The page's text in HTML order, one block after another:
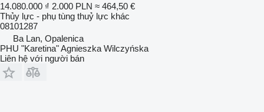
14.080.000 ₫ 2.000 PLN ≈ 464,50 €
Thủy lực - phụ tùng thuỷ lực khác
08101287
Ba Lan, Opalenica
PHU "Karetina" Agnieszka Wilczyńska
Liên hệ với người bán